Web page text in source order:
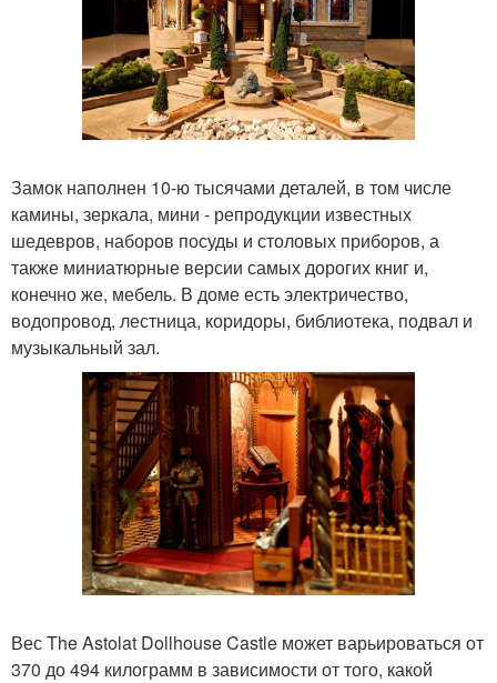
Замок наполнен 10-ю тысячами деталей, в том числе
камины, зеркала, мини - репродукции известных
шедевров, наборов посуды и столовых приборов, а
также миниатюрные версии самых дорогих книг и,
конечно же, мебель. В доме есть электричество,
водопровод, лестница, коридоры, библиотека, подвал и
музыкальный зал.
Вес The Astolat Dollhouse Castle может варьироваться от
370 до 494 килограмм в зависимости от того, какой